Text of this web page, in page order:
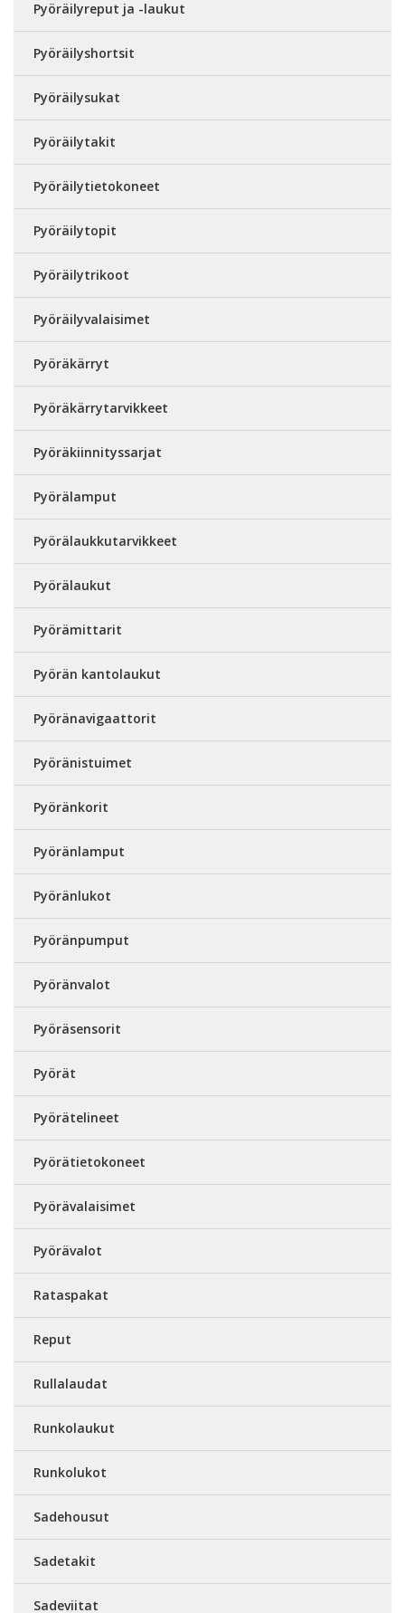
Pyöräilyreput ja -laukut
Pyöräilyshortsit
Pyöräilysukat
Pyöräilytakit
Pyöräilytietokoneet
Pyöräilytopit
Pyöräilytrikoot
Pyöräilyvalaisimet
Pyöräkärryt
Pyöräkärrytarvikkeet
Pyöräkiinnityssarjat
Pyörälamput
Pyörälaukkutarvikkeet
Pyörälaukut
Pyörämittarit
Pyörän kantolaukut
Pyöränavigaattorit
Pyöränistuimet
Pyöränkorit
Pyöränlamput
Pyöränlukot
Pyöränpumput
Pyöränvalot
Pyöräsensorit
Pyörät
Pyörätelineet
Pyörätietokoneet
Pyörävalaisimet
Pyörävalot
Rataspakat
Reput
Rullalaudat
Runkolaukut
Runkolukot
Sadehousut
Sadetakit
Sadeviitat